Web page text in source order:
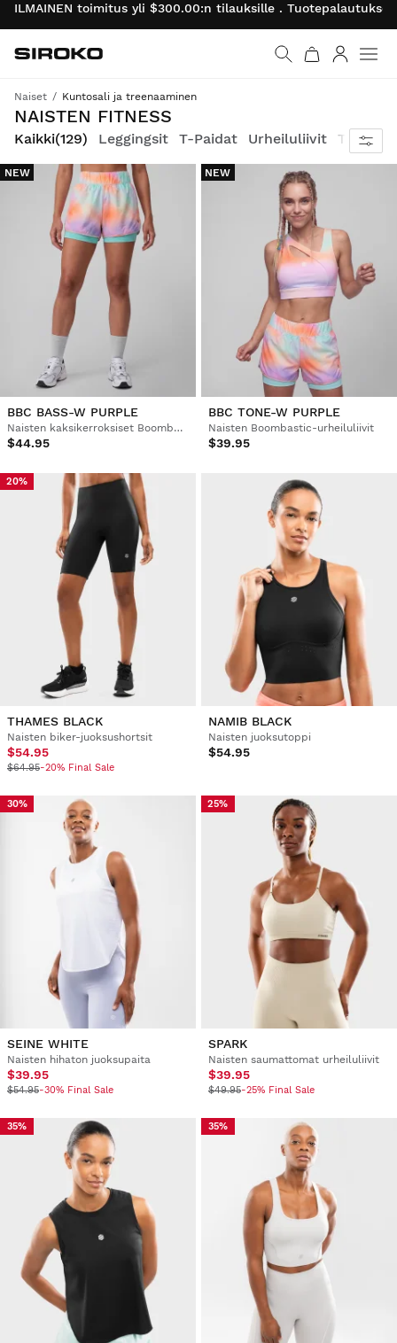
ILMAINEN toimitus yli $300.00:n tilauksille .
Palaa aloitussivulle
Siroko.com
Naiset Kuntosali ja treenaaminen
NAISTEN FITNESS
Päivittäiset treenisi varusteilla, jotka ovat tasoltaan maailman parhaille naisurheilijoille sopivia.
Kaikki(129) Leggingsit T-Paidat Urheiluliivit Takit
NEW
BBC BASS-W PURPLE
Naisten kaksikerroksiset Boombastic-shortsit
$44.95
NEW
BBC TONE-W PURPLE
Naisten Boombastic-urheiluliivit
$39.95
20%
THAMES BLACK
Naisten biker-juoksushortsit
$54.95
$64.95-20% Final Sale
NAMIB BLACK
Naisten juoksutoppi
$54.95
30%
SEINE WHITE
Naisten hihaton juoksupaita
$39.95
$54.95-30% Final Sale
25%
SPARK
Naisten saumattomat urheiluliivit
$39.95
$49.95-25% Final Sale
35% 35%